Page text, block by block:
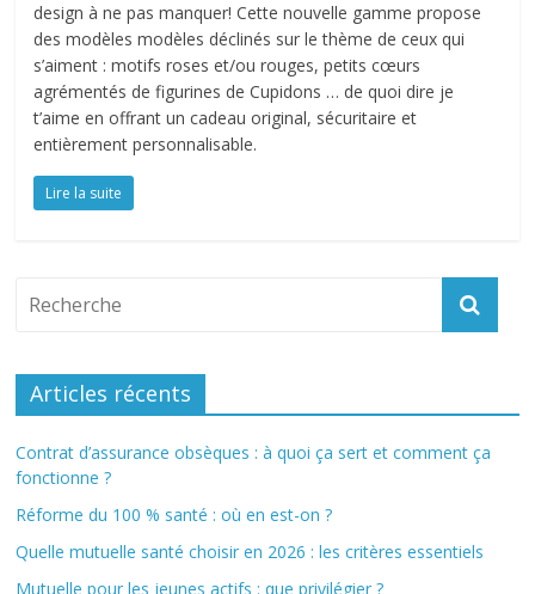
design à ne pas manquer! Cette nouvelle gamme propose
des modèles modèles déclinés sur le thème de ceux qui
s’aiment : motifs roses et/ou rouges, petits cœurs
agrémentés de figurines de Cupidons … de quoi dire je
t’aime en offrant un cadeau original, sécuritaire et
entièrement personnalisable.
Lire la suite
Articles récents
Contrat d’assurance obsèques : à quoi ça sert et comment ça
fonctionne ?
Réforme du 100 % santé : où en est-on ?
Quelle mutuelle santé choisir en 2026 : les critères essentiels
Mutuelle pour les jeunes actifs : que privilégier ?